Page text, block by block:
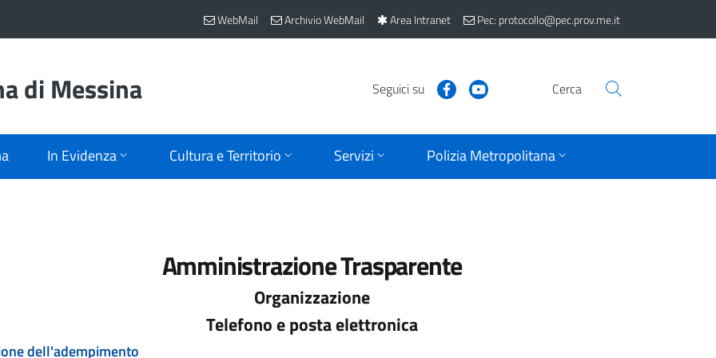
WebMail Archivio WebMail Area Intranet Pec: protocollo@pec.prov.me.it
di Messina Seguici su Cerca
In Evidenza Cultura e Territorio Servizi Polizia Metropolitana
Amministrazione Trasparente
Organizzazione
Telefono e posta elettronica
dell'adempimento